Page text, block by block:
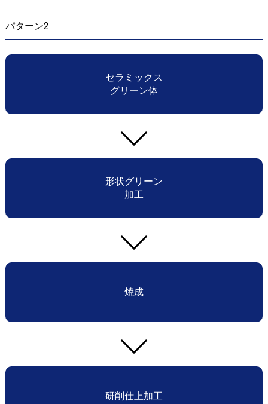
パターン2
セラミックス
グリーン体
形状グリーン
加工
焼成
研削仕上加工